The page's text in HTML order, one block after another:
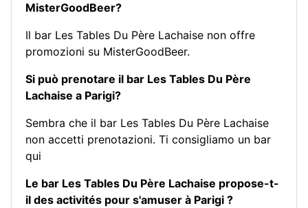
MisterGoodBeer?
Il bar Les Tables Du Père Lachaise non offre
promozioni su MisterGoodBeer.
Si può prenotare il bar Les Tables Du Père
Lachaise a Parigi?
Sembra che il bar Les Tables Du Père Lachaise
non accetti prenotazioni. Ti consigliamo un bar
qui
Le bar Les Tables Du Père Lachaise propose-t-
il des activités pour s'amuser à Parigi ?